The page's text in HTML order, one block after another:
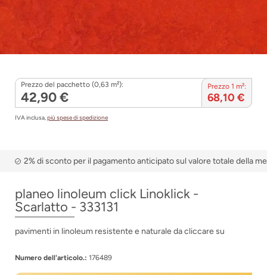
Prezzo del pacchetto (0,63 m²):
42,90 €
Prezzo 1 m²:
68,10 €
IVA inclusa,più spese di spedizione
2% di sconto per il pagamento anticipato sul valore totale della
planeo linoleum click Linoklick -
Scarlatto - 333131
pavimenti in linoleum resistente e naturale da cliccare su
Numero dell'articolo.: 176489